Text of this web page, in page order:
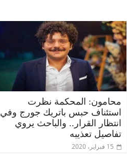
محامون: المحكمة نظرت
استئناف حبس باتريك جورج وفي
انتظار القرار.. والباحث يروي
تفاصيل تعذيبه
15 فبراير، 2020